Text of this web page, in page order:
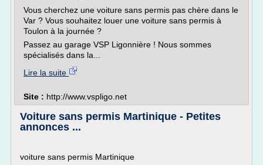
Vous cherchez une voiture sans permis pas chère dans le
Var ? Vous souhaitez louer une voiture sans permis à
Toulon à la journée ?
Passez au garage VSP Ligonnière ! Nous sommes
spécialisés dans la...
Lire la suite
Site : http://www.vspligo.net
Voiture sans permis Martinique - Petites
annonces ...
voiture sans permis Martinique